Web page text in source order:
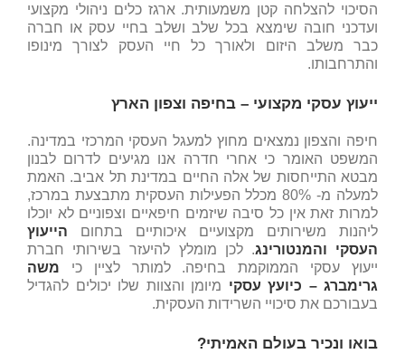
הסיכוי להצלחה קטן משמעותית. ארגז כלים ניהולי מקצועי
ועדכני חובה שימצא בכל שלב ושלב בחיי עסק או חברה
כבר משלב היזום ולאורך כל חיי העסק לצורך מינופו
והתרחבותו.
ייעוץ עסקי מקצועי – בחיפה וצפון הארץ
חיפה והצפון נמצאים מחוץ למעגל העסקי המרכזי במדינה.
המשפט האומר כי אחרי חדרה אנו מגיעים לדרום לבנון
מבטא התייחסות של אלה החיים במדינת תל אביב. האמת
למעלה מ- 80% מכלל הפעילות העסקית מתבצעת במרכז,
למרות זאת אין כל סיבה שיזמים חיפאיים וצפוניים לא יוכלו
ליהנות משירותים מקצועיים איכותיים בתחום הייעוץ
העסקי והמנטורינג. לכן מומלץ להיעזר בשירותי חברת
ייעוץ עסקי הממוקמת בחיפה. למותר לציין כי משה
גרימברג – כיועץ עסקי מיומן והצוות שלו יכולים להגדיל
בעבורכם את סיכויי השרידות העסקית.
בואו ונכיר בעולם האמיתי?